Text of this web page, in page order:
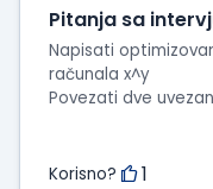
Pitanja sa
Napisati
računala x^y
Povezati dve
Korisno? 1